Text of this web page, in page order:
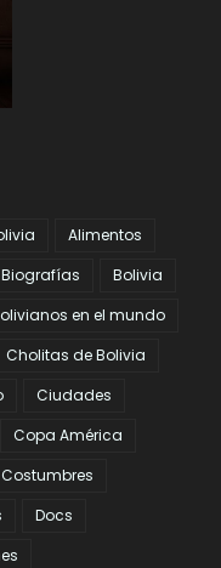
Alimentos
Biografías
Bolivia
en el mundo
Cholitas de Bolivia
Ciudades
Copa América
Costumbres
Docs